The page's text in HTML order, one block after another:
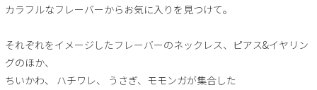
カラフルなフレーバーからお気に入りを見つけて。
それぞれをイメージしたフレーバーのネックレス、ピアス&イヤリン
グのほか、
ちいかわ、 ハチワレ、 うさぎ、モモンガが集合した